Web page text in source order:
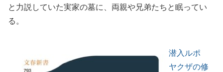
と力説していた実家の墓に、両親や兄弟たちと眠ってい
る。
潜入ルポ
ヤクザの修